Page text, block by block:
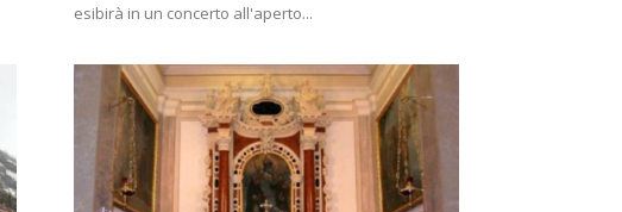
esibirà in un concerto all'aperto...